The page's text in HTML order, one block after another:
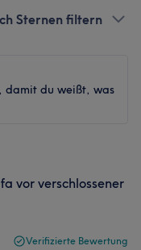
Sternen filtern
damit du weißt, was
vor verschlossener
Verifizierte Bewertung